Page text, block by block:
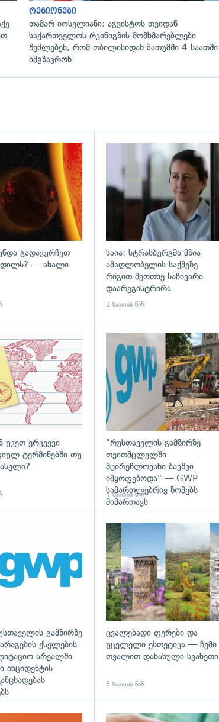
რეგიონები
თამარ იოსელიანი: აგვისტოს თვიდან
საქართველოს რკინიგზის მომხმარებლები
შეძლებენ, რომ თბილისიდან ბათუმში 4 საათში
იმგზავრონ
გადავურჩეთ
— ახალი
საია: სტრასბურგმა მზია
ამაღლობელის საქმეზე
რიგით მეოთხე საჩივარი
დაარეგისტრირა
3 საათის წინ
უკეთ ერკვევი
ტერმინებში თუ
"რუსთაველის გამზირზე
თვითმცლელში
მცირეწლოვანი ბავშვი
იმყოფებოდა" — GWP
სამართლებრივ ზომებს
მიმართავს
4 საათის წინ
გამზირზე
ქსელების
არეალში
ინციდენტის
ცვალებადი ფერები და
უცვლელი ესთეტიკა — ჩემი
თვალით დანახული სვანეთი
5 საათის წინ